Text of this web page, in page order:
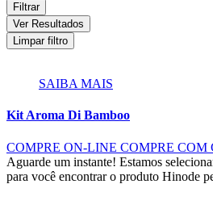
Filtrar
Ver Resultados
Limpar filtro
SAIBA MAIS
Kit Aroma Di Bamboo
COMPRE ON-LINE COMPRE COM
Aguarde um instante! Estamos
para você encontrar o produto Hinode